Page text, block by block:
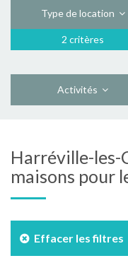
Type de location
2 critères
Activités
Harréville-les-
maisons pour
Effacer les filtres